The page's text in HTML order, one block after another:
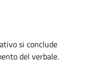
si conclude
del verbale.